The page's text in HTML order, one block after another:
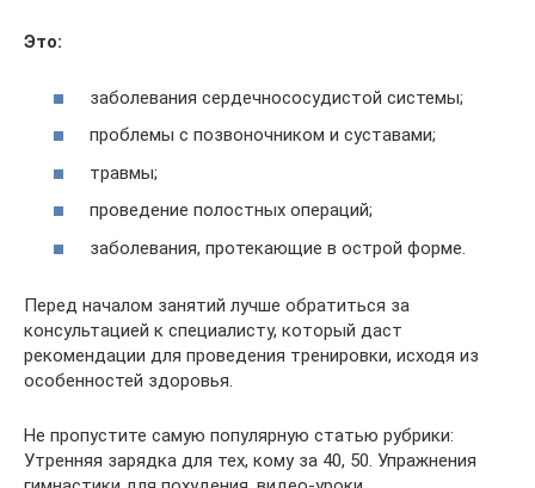
Это:
заболевания сердечнососудистой системы;
проблемы с позвоночником и суставами;
травмы;
проведение полостных операций;
заболевания, протекающие в острой форме.
Перед началом занятий лучше обратиться за
консультацией к специалисту, который даст
рекомендации для проведения тренировки, исходя из
особенностей здоровья.
Не пропустите самую популярную статью рубрики:
Утренняя зарядка для тех, кому за 40, 50. Упражнения